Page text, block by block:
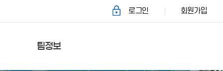
로그인 회원가입
팀정보